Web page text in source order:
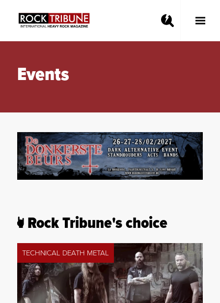
Toggle
Events
Rock Tribune's choice
TECHNICAL DEATH METAL